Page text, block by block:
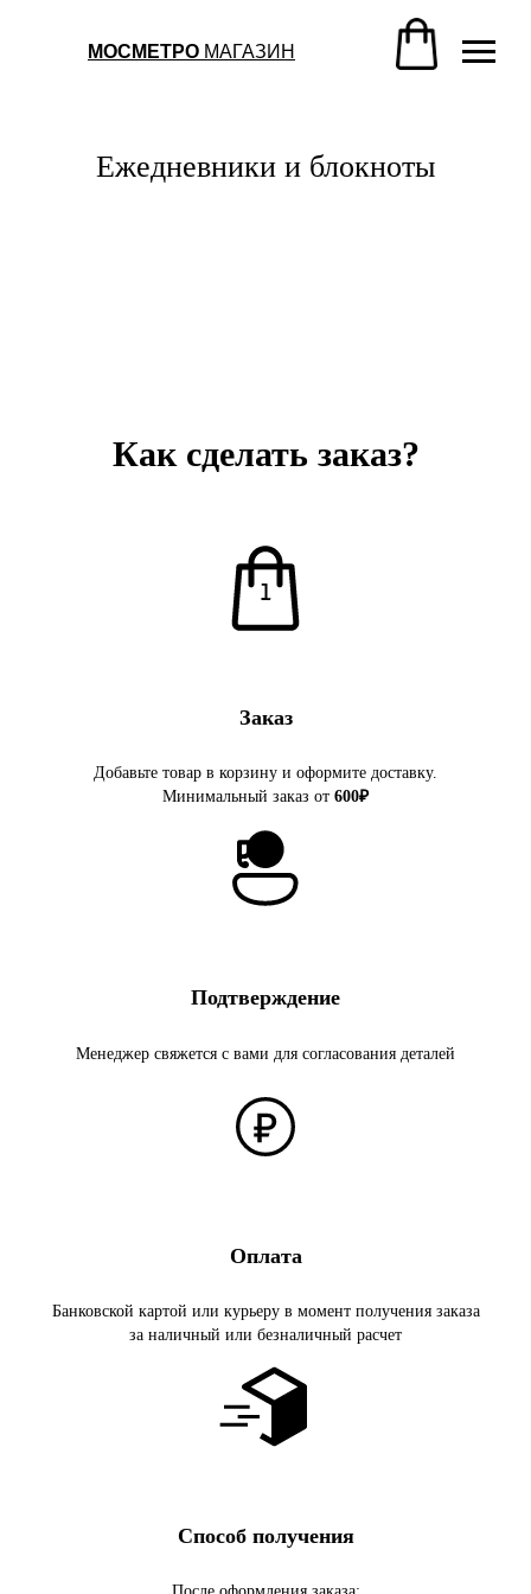
МОСМЕТРО МАГАЗИН
Ежедневники и блокноты
Как сделать заказ?
Заказ
Добавьте товар в корзину и оформите доставку.
Минимальный заказ от 600₽
Подтверждение
Менеджер свяжется с вами для согласования деталей
Оплата
Банковской картой или курьеру в момент получения заказа
за наличный или безналичный расчет
Способ получения